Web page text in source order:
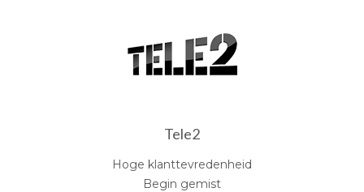
Tele2
Hoge klanttevredenheid
Begin gemist